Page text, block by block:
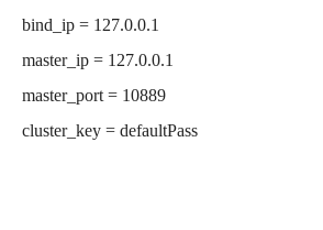
bind_ip = 127.0.0.1
master_ip = 127.0.0.1
master_port = 10889
cluster_key = defaultPass